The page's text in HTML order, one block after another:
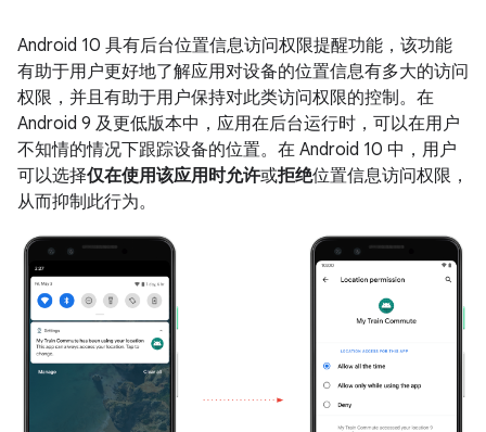
Android 10 具有后台位置信息访问权限提醒功能，该功能
有助于用户更好地了解应用对设备的位置信息有多大的访问
权限，并且有助于用户保持对此类访问权限的控制。在
Android 9 及更低版本中，应用在后台运行时，可以在用户
不知情的情况下跟踪设备的位置。在 Android 10 中，用户
可以选择仅在使用该应用时允许或拒绝位置信息访问权限，
从而抑制此行为。